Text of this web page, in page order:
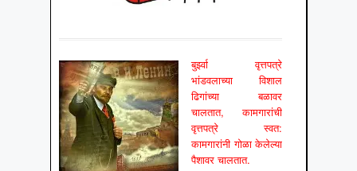
बुर्झ्वा वृत्तपत्रे
भांडवलाच्या विशाल
ढिगांच्या बळावर
चालतात, कामगारांची
वृत्तपत्रे स्वत:
कामगारांनी गोळा केलेल्या
पैशावर चालतात.